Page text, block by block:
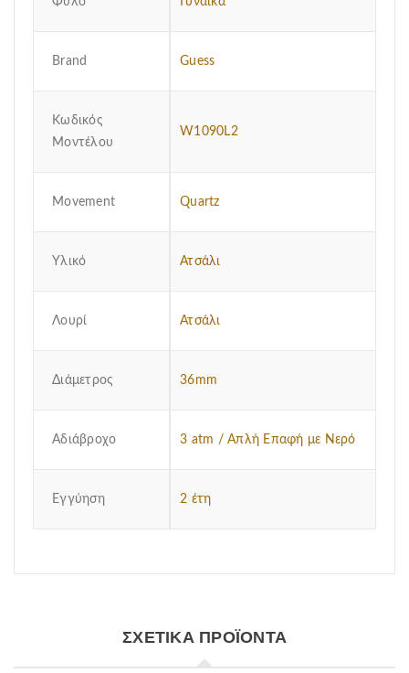
Brand Guess
Κωδικός
Μοντέλου
W1090L2
Μovement Quartz
Υλικό Ατσάλι
Λουρί Ατσάλι
Διάμετρος 36mm
Αδιάβροχο 3 atm / Απλή Επαφή με Νερό
Εγγύηση 2 έτη
ΣΧΕΤΙΚΆ ΠΡΟΪΌΝΤΑ